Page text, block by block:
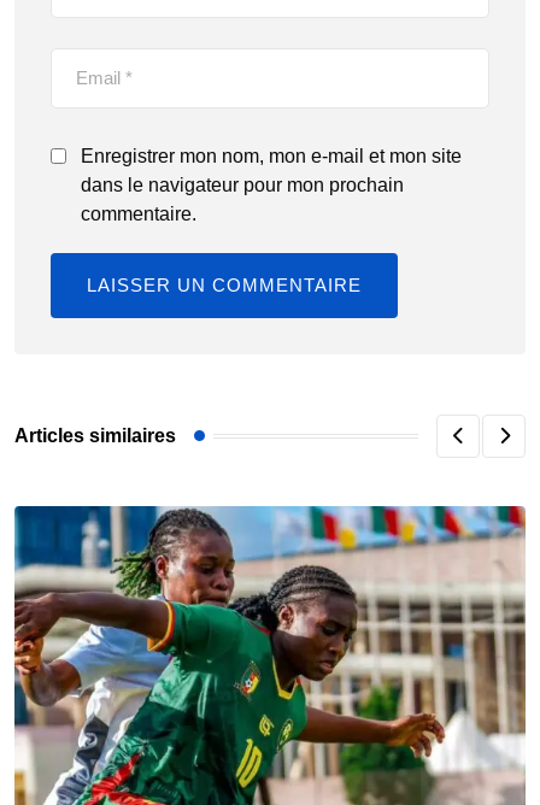
Enregistrer mon nom, mon e-mail et mon site
dans le navigateur pour mon prochain
commentaire.
Articles similaires